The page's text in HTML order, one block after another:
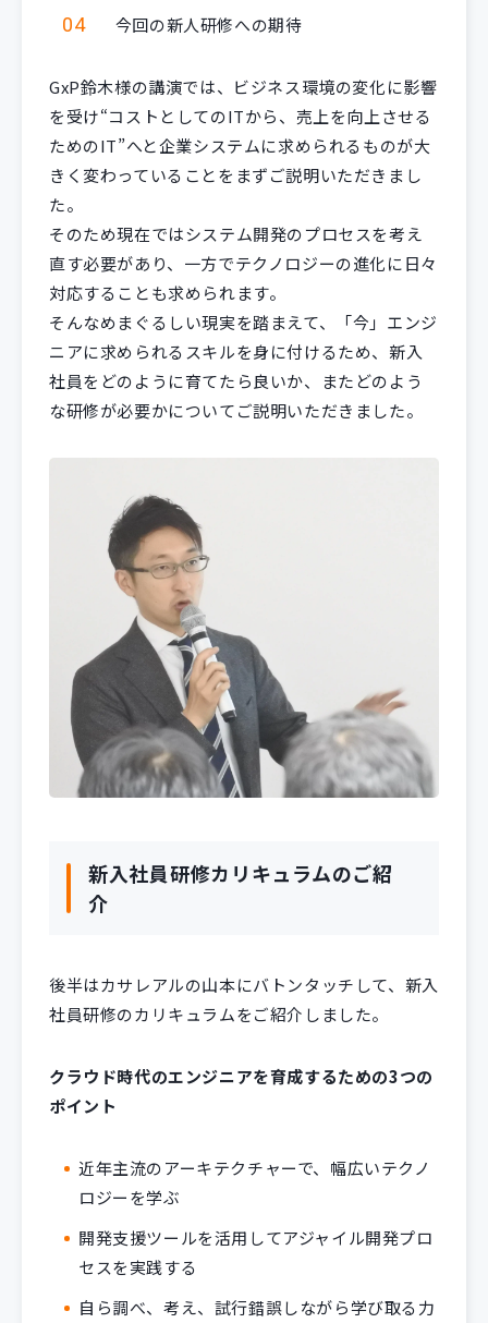
今回の新人研修への期待
GxP鈴木様の講演では、ビジネス環境の変化に影響
を受け“コストとしてのITから、売上を向上させる
ためのIT”へと企業システムに求められるものが大
きく変わっていることをまずご説明いただきまし
た。
そのため現在ではシステム開発のプロセスを考え
直す必要があり、一方でテクノロジーの進化に日々
対応することも求められます。
そんなめまぐるしい現実を踏まえて、「今」エンジ
ニアに求められるスキルを身に付けるため、新入
社員をどのように育てたら良いか、またどのよう
な研修が必要かについてご説明いただきました。
新入社員研修カリキュラムのご紹
介
後半はカサレアルの山本にバトンタッチして、新入
社員研修のカリキュラムをご紹介しました。
クラウド時代のエンジニアを育成するための3つの
ポイント
近年主流のアーキテクチャーで、幅広いテクノ
ロジーを学ぶ
開発支援ツールを活用してアジャイル開発プロ
セスを実践する
自ら調べ、考え、試行錯誤しながら学び取る力